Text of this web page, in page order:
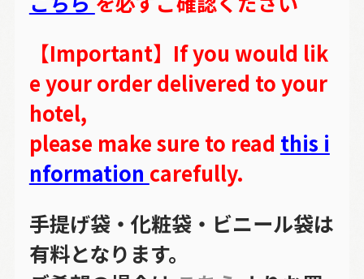
【Important】If you would lik
e your order delivered to your
hotel,
please make sure to read this i
nformation carefully.
手提げ袋・化粧袋・ビニール袋は
有料となります。